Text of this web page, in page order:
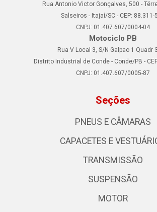
Rua Antonio Victor Gonçalves, 500 -
Salseiros - Itajaí/SC - CEP: 88.311-
CNPJ: 01.407.607/0004-04
Motociclo PB
Rua V Local 3, S/N Galpao 1 Quadr
Distrito Industrial de Conde - Conde/PB -
CNPJ: 01.407.607/0005-87
Seções
PNEUS E CÂMARAS
CAPACETES E
TRANSMISSÃO
SUSPENSÃO
MOTOR